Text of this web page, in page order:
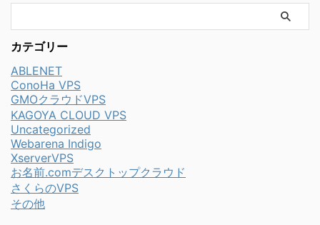
カテゴリー
ABLENET
ConoHa VPS
GMOクラウドVPS
KAGOYA CLOUD VPS
Uncategorized
Webarena Indigo
XserverVPS
お名前.comデスクトップクラウド
さくらのVPS
その他